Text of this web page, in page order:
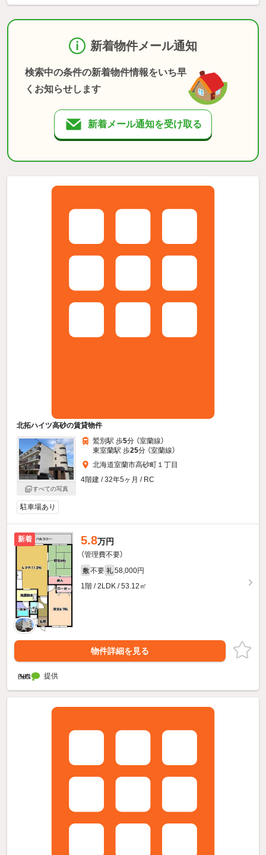
新着物件メール通知
検索中の条件の新着物件情報をいち早
くお知らせします
新着メール通知を受け取る
北拓ハイツ高砂の賃貸物件
すべての写真
鷲別駅 歩5分 （室蘭線）
東室蘭駅 歩25分 （室蘭線）
北海道室蘭市高砂町１丁目
4階建 / 32年5ヶ月 / RC
駐車場あり
新着 5.8万円
（管理費不要）
敷 不要 礼 58,000円
1階 / 2LDK / 53.12㎡
物件詳細を見る
提供